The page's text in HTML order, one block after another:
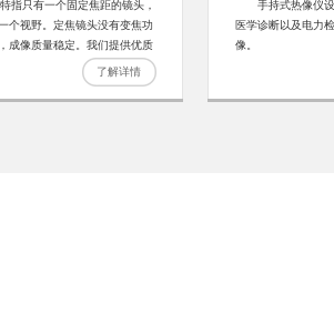
指只有一个固定焦距的镜头，
个视野。定焦镜头没有变焦功
成像质量稳定。我们提供优质
也可定制尺寸，详细价格请咨
了解详情
手持式热像仪
医学诊断以及电力
像。